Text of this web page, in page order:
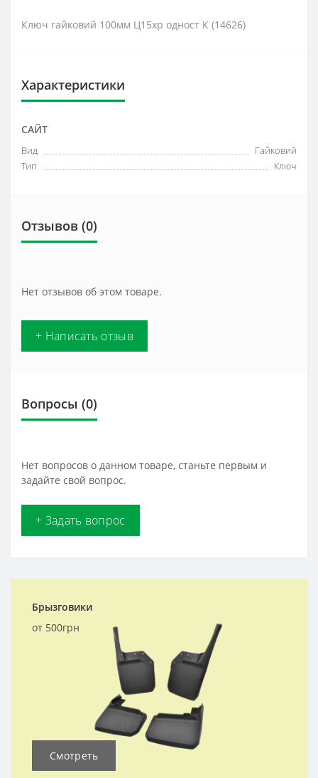
Ключ гайковий 100мм Ц15хр одност К (14626)
Характеристики
САЙТ
Вид
Гайковий
Тип
Ключ
Отзывов (0)
Нет отзывов об этом товаре.
+ Написать отзыв
Вопросы (0)
Нет вопросов о данном товаре, станьте первым и
задайте свой вопрос.
+ Задать вопрос
Брызговики
от 500грн
Смотреть